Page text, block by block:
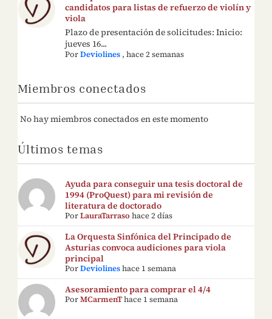
candidatos para listas de refuerzo de violín y
viola
Plazo de presentación de solicitudes: Inicio:
jueves 16...
PorDeviolines ,hace 2 semanas
Miembros conectados
No hay miembros conectados en este momento
Últimos temas
Ayuda para conseguir una tesis doctoral de
1994 (ProQuest) para mi revisión de
literatura de doctorado
PorLauraTarraso hace 2 días
La Orquesta Sinfónica del Principado de
Asturias convoca audiciones para viola
principal
PorDeviolines hace 1 semana
Asesoramiento para comprar el 4/4
PorMCarmenThace 1 semana